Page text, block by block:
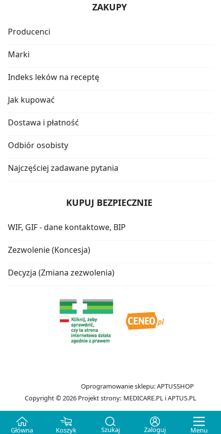
Główna Koszyk Szukaj Zaloguj Menu
ZAKUPY
Producenci
Marki
Indeks leków na receptę
Jak kupować
Dostawa i płatność
Odbiór osobisty
Najczęściej zadawane pytania
KUPUJ BEZPIECZNIE
WIF, GIF - dane kontaktowe, BIP
Zezwolenie (Koncesja)
Decyzja (Zmiana zezwolenia)
Copyright © 2026
Oprogramowanie sklepu:APTUSSHOP
Projekt strony: MEDICARE.PL iAPTUS.PL